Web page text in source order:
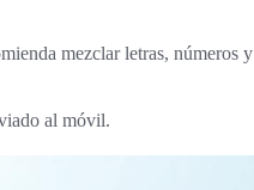
mezclar letras, números y
al móvil.